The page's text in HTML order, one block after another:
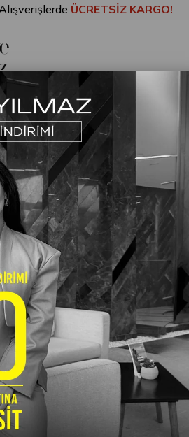
ÜCRETSİZ KARGO! ❤
Stok Kodu